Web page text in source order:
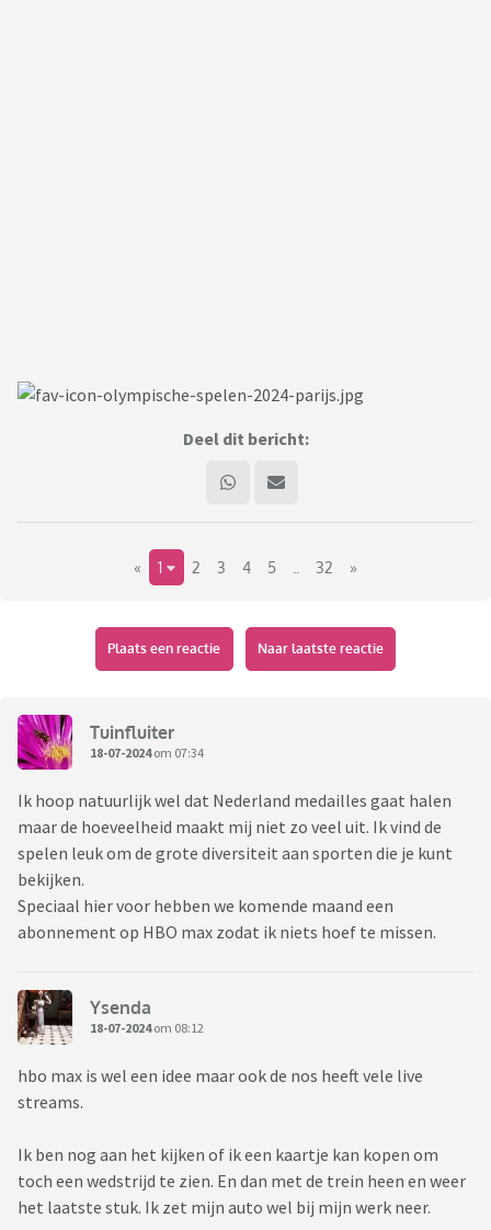
Deel dit bericht:
« 1 2 3 4 5 32 »
Plaats een reactie Naar laatste reactie
Tuinfluiter
18-07-2024om 07:34
Ik hoop natuurlijk wel dat Nederland medailles gaat halen
maar de hoeveelheid maakt mij niet zo veel uit. Ik vind de
spelen leuk om de grote diversiteit aan sporten die je kunt
bekijken.
Speciaal hier voor hebben we komende maand een
abonnement op HBO max zodat ik niets hoef te missen.
Ysenda
18-07-2024om 08:12
hbo max is wel een idee maar ook de nos heeft vele live
streams.
Ik ben nog aan het kijken of ik een kaartje kan kopen om
toch een wedstrijd te zien. En dan met de trein heen en weer
het laatste stuk. Ik zet mijn auto wel bij mijn werk neer.